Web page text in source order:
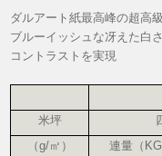
ダルアート紙最高峰の超高
ブルーイッシュな冴えた白
コントラストを実現
米坪
（g/㎡）
連量（KG